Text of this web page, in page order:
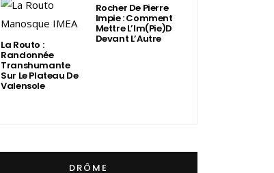
La Routo :
Randonnée
Transhumante
Sur Le Plateau De
Valensole
Rocher De Pierre
Impie : Comment
Mettre L’Im(Pie)d
Devant L’Autre
DRÔME